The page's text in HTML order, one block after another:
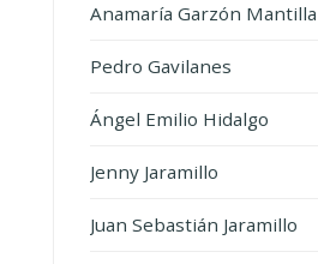
Anamaría Garzón Mantilla
Pedro Gavilanes
Ángel Emilio Hidalgo
Jenny Jaramillo
Juan Sebastián Jaramillo